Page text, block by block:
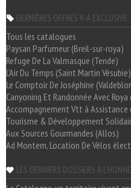
DERNIÈRES OFFRES V-A EXCLUSIVE
Tous les catalogues
Paysan Parfumeur (Breil-sur-roya)
Refuge De La Valmasque (Tende)
L'Air Du Temps (Saint Martin Vésubie)
Le Comptoir De Joséphine
Canyoning Et Randonnée Avec
Accompagnement Vtt à Assistance
Tourisme & Développement
Aux Sources Gourmandes (Allos)
Ad Montem, Location De Vélos
LES DERNIERS DOSSIERS A